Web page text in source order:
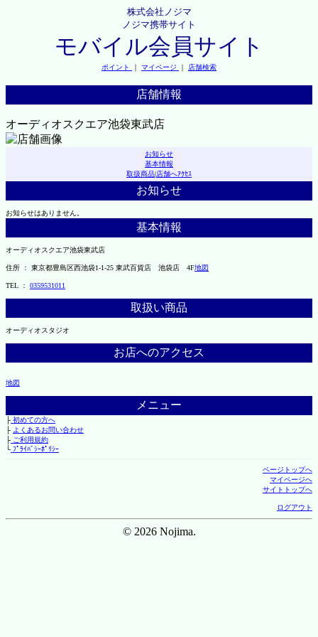
株式会社ノジマ
ノジマ携帯サイト
モバイル会員サイト
ポイント ｜ マイページ ｜ 店舗検索
店舗情報
オーディオスクエア池袋東武店
お知らせ
基本情報
取扱商品|店舗へｱｸｾｽ
お知らせ
お知らせはありません。
基本情報
オーディオスクエア池袋東武店
住所 ： 東京都豊島区西池袋1-1-25 東武百貨店 池袋店 4F地図
TEL ： 0359531011
取扱い商品
オーディオスタジオ
お店へのアクセス
地図
メニュー
├初めての方へ
├ よくあるお問い合わせ
├ご利用規約
└ﾌﾟﾗｲﾊﾞｼｰﾎﾟﾘｼｰ
ページトップへ
マイページへ
サイトトップへ
ログアウト
© 2026 Nojima.